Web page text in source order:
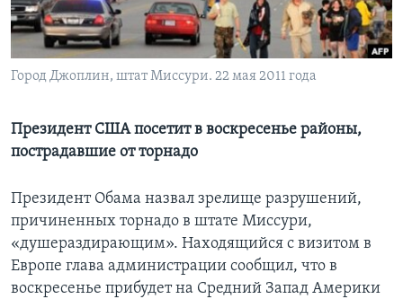
Learning English
СОЦИАЛЬНЫЕ СЕТИ
Языки
Город Джоплин, штат Миссури. 22 мая 2011 года
Президент США посетит в воскресенье районы,
пострадавшие от торнадо
Президент Обама назвал зрелище разрушений,
причиненных торнадо в штате Миссури,
«душераздирающим». Находящийся с визитом в
Европе глава администрации сообщил, что в
воскресенье прибудет на Средний Запад Америки